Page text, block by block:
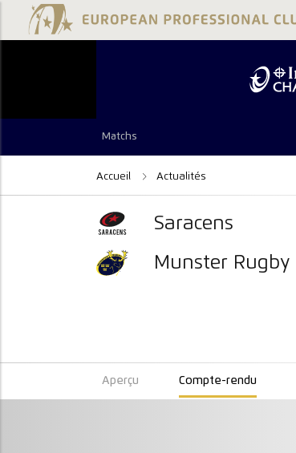
Matchs
Accueil Actualités
Saracens
Munster Rugby
Aperçu Compte-rendu